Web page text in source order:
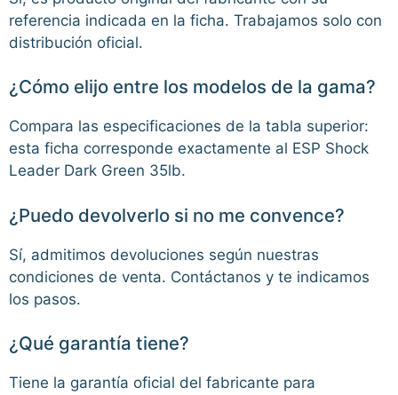
referencia indicada en la ficha. Trabajamos solo con
distribución oficial.
¿Cómo elijo entre los modelos de la gama?
Compara las especificaciones de la tabla superior:
esta ficha corresponde exactamente al ESP Shock
Leader Dark Green 35lb.
¿Puedo devolverlo si no me convence?
Sí, admitimos devoluciones según nuestras
condiciones de venta. Contáctanos y te indicamos
los pasos.
¿Qué garantía tiene?
Tiene la garantía oficial del fabricante para